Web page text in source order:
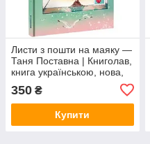
Листи з пошти на маяку —
Таня Поставна | Книголав,
книга українською, нова,
350 ₴
Купити